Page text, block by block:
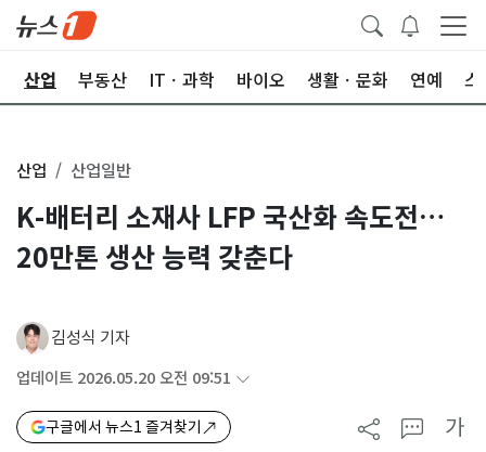
산업 부동산 ITㆍ과학 바이오 생활ㆍ문화 연예 스
산업 산업일반
K-배터리 소재사 LFP 국산화 속도전…
20만톤 생산 능력 갖춘다
김성식 기자
업데이트 2026.05.20 오전 09:51
구글에서 뉴스1 즐겨찾기 가